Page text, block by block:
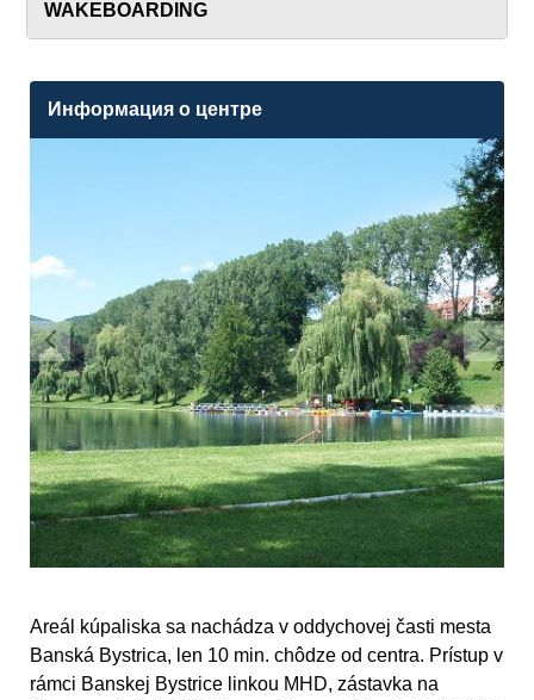
WAKEBOARDING
Информация о центре
Areál kúpaliska sa nachádza v oddychovej časti mesta
Banská Bystrica, len 10 min. chôdze od centra. Prístup v
rámci Banskej Bystrice linkou MHD, zástavka na